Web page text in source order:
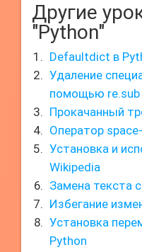
Другие
"Python"
Defaultdict в
Удаление
помощью re.sub
Прокачанный
Оператор
Установка и
Wikipedia
Замена текста
Избегание
Установка
Python